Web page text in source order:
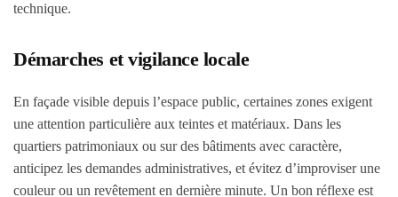
technique.
Démarches et vigilance locale
En façade visible depuis l’espace public, certaines zones exigent
une attention particulière aux teintes et matériaux. Dans les
quartiers patrimoniaux ou sur des bâtiments avec caractère,
anticipez les demandes administratives, et évitez d’improviser une
couleur ou un revêtement en dernière minute. Un bon réflexe est